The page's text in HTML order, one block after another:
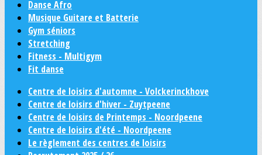
Danse Afro
Musique Guitare et Batterie
Gym séniors
Stretching
Fitness - Multigym
Fit danse
Centre de loisirs d'automne - Volckerinckhove
Centre de loisirs d'hiver - Zuytpeene
Centre de loisirs de Printemps - Noordpeene
Centre de loisirs d'été - Noordpeene
Le règlement des centres de loisirs